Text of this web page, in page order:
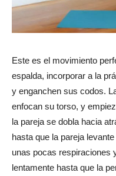
Este es el movimiento
espalda, incorporar a la
y enganchen sus codos.
enfocan su torso, y
la pareja se dobla hacia
hasta que la pareja
unas pocas respiraciones
lentamente hasta que la